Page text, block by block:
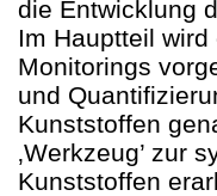
die Entwicklung
Im Hauptteil
Monitorings
und
Kunststoffen
‚Werkzeug’ zur
Kunststoffen